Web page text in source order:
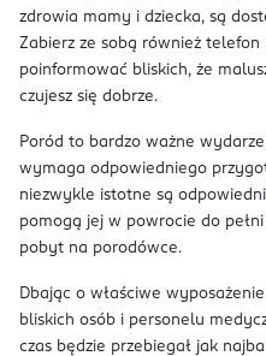
zdrowia mamy i dziecka, są
Zabierz ze sobą również telefon
poinformować bliskich, że
czujesz się dobrze.
Poród to bardzo ważne
wymaga odpowiedniego
niezwykle istotne są
pomogą jej w powrocie do
pobyt na porodówce.
Dbając o właściwe
bliskich osób i personelu
czas będzie przebiegał jak